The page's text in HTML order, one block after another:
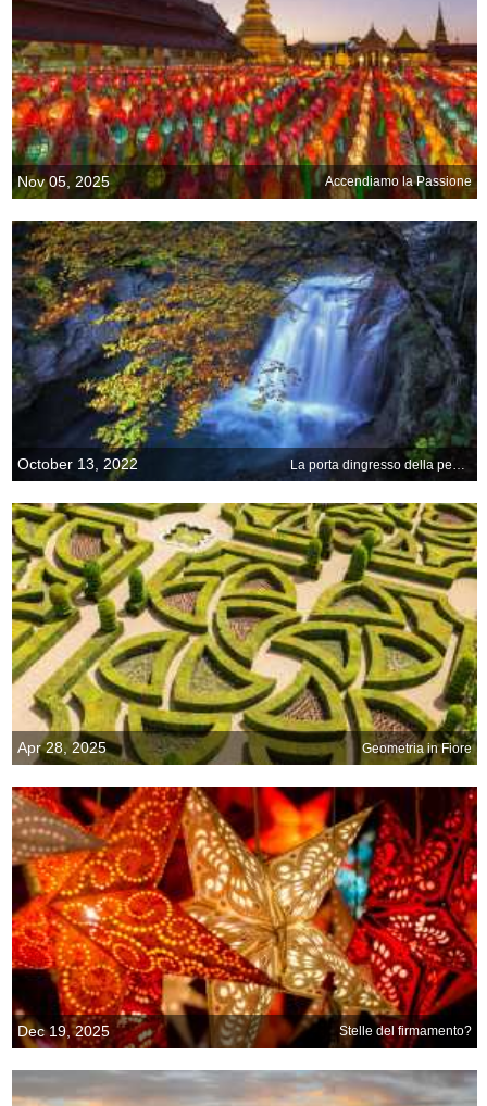
Nov 05, 2025 Accendiamo la Passione
October 13, 2022 La porta dingresso della penisola iberica
Apr 28, 2025 Geometria in Fiore
Dec 19, 2025 Stelle del firmamento?